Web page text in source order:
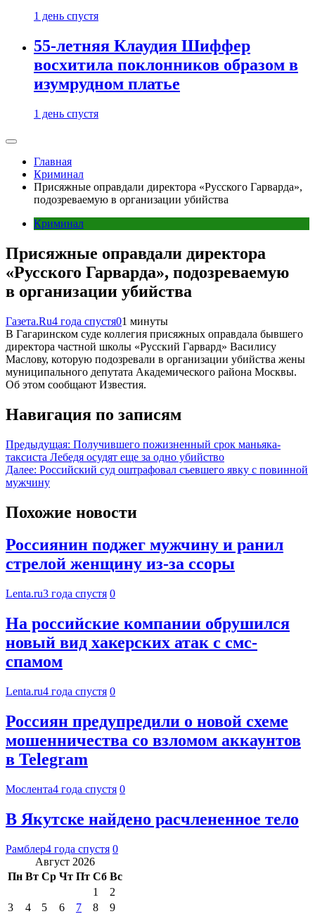
1 день спустя
55-летняя Клаудия Шиффер
восхитила поклонников образом в
изумрудном платье
1 день спустя
Главная
Криминал
Присяжные оправдали директора «Русского Гарварда»,
подозреваемую в организации убийства
Криминал
Присяжные оправдали директора
«Русского Гарварда», подозреваемую
в организации убийства
Газета.Ru4 года спустя01 минуты
В Гагаринском суде коллегия присяжных оправдала бывшего
директора частной школы «Русский Гарвард» Василису
Маслову, которую подозревали в организации убийства жены
муниципального депутата Академического района Москвы.
Об этом сообщают Известия.
Навигация по записям
Предыдущая: Получившего пожизненный срок маньяка-
таксиста Лебедя осудят еще за одно убийство
Далее: Российский суд оштрафовал съевшего явку с повинной
мужчину
Похожие новости
Россиянин поджег мужчину и ранил
стрелой женщину из-за ссоры
Lenta.ru3 года спустя 0
На российские компании обрушился
новый вид хакерских атак с смс-
спамом
Lenta.ru4 года спустя 0
Россиян предупредили о новой схеме
мошенничества со взломом аккаунтов
в Telegram
Мослента4 года спустя 0
В Якутске найдено расчлененное тело
Рамблер4 года спустя 0
Август 2026
Пн Вт Ср Чт Пт Сб Вс
1
2
3
4 5 6 7 8
9